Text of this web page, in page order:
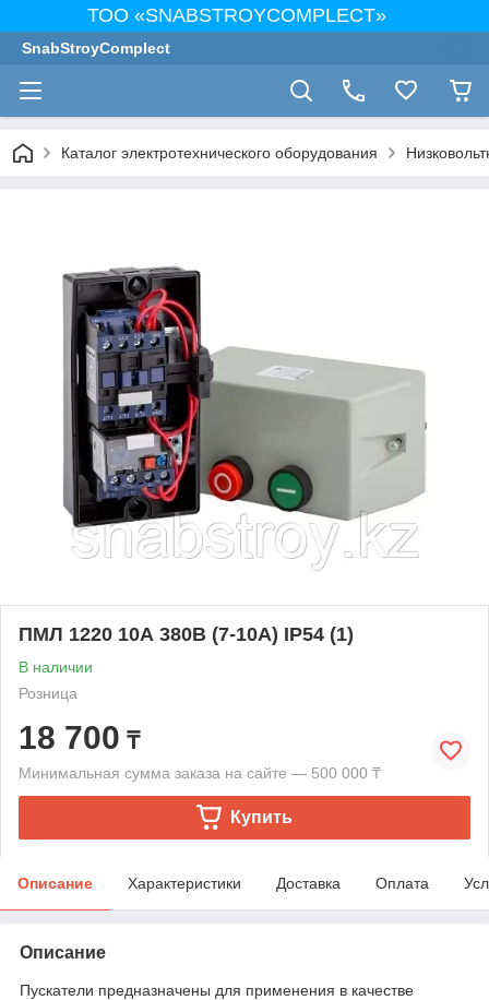
ТОО «SNABSTROYCOMPLECT»
SnabStroyComplect
Каталог электротехнического оборудования
ПМЛ 1220 10А 380В (7-10А) IP54 (1)
В наличии
Розница
18 700 ₸
Минимальная сумма заказа на сайте — 500 000 ₸
Купить
Описание Характеристики Доставка Оплата
Описание
Пускатели предназначены для применения в качестве